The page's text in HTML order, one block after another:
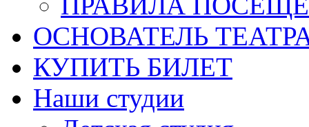
ОСНОВАТЕЛЬ
КУПИТЬ БИЛЕТ
Наши студии